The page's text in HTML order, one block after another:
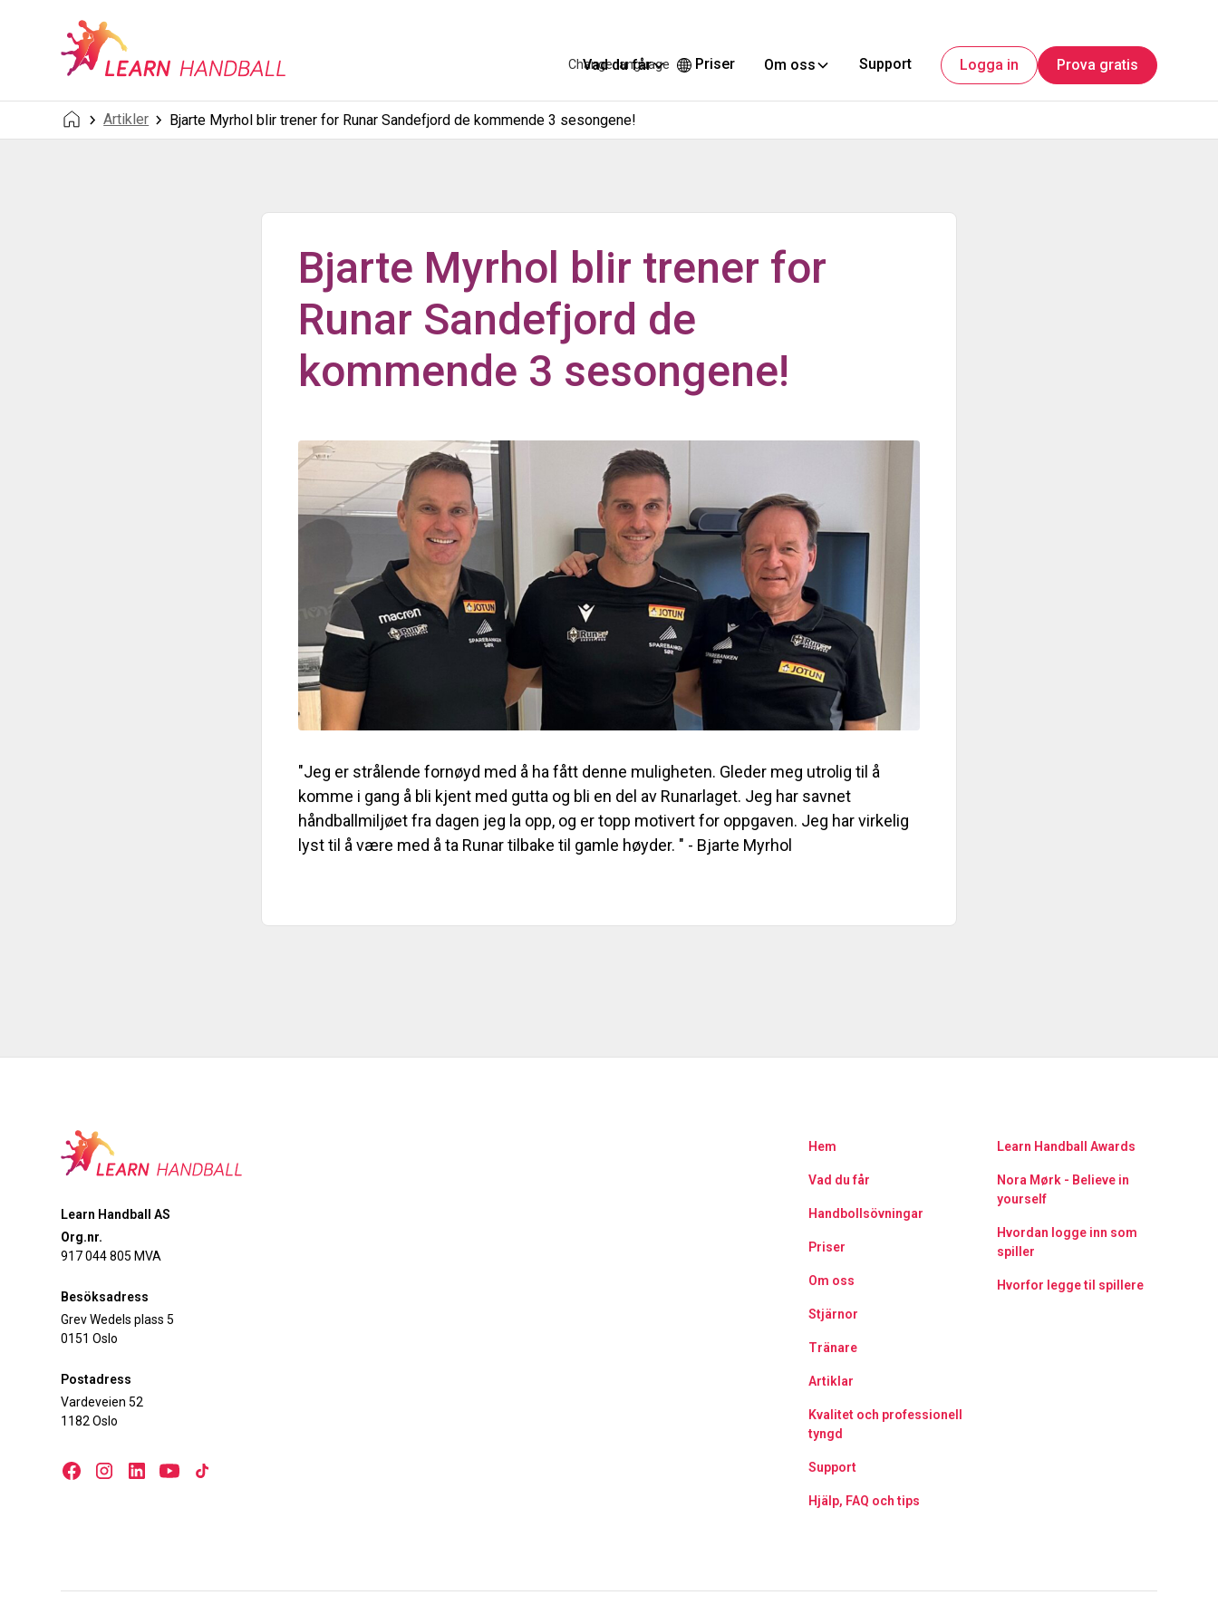
Vad du får Priser Om oss Support
Change language Logga in Prova gratis
Artikler Bjarte Myrhol blir trener for Runar Sandefjord de kommende 3 sesongene!
Bjarte Myrhol blir trener for
Runar Sandefjord de
kommende 3 sesongene!
"Jeg er strålende fornøyd med å ha fått denne muligheten. Gleder meg utrolig til å
komme i gang å bli kjent med gutta og bli en del av Runarlaget. Jeg har savnet
håndballmiljøet fra dagen jeg la opp, og er topp motivert for oppgaven. Jeg har virkelig
lyst til å være med å ta Runar tilbake til gamle høyder. " - Bjarte Myrhol
Learn Handball AS
Org.nr.
917 044 805 MVA
Besöksadress
Grev Wedels plass 5
0151 Oslo
Postadress
Vardeveien 52
1182 Oslo
Hem
Vad du får
Handbollsövningar
Priser
Om oss
Stjärnor
Tränare
Artiklar
Kvalitet och professionell
tyngd
Support
Hjälp, FAQ och tips
Learn Handball Awards
Nora Mørk - Believe in
yourself
Hvordan logge inn som
spiller
Hvorfor legge til spillere